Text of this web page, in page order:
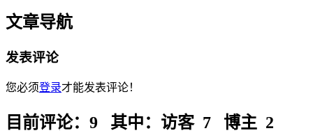
文章导航
发表评论
您必须登录才能发表评论！
目前评论：9 其中：访客 7 博主 2